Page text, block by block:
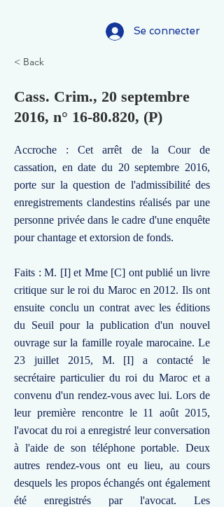
Se connecter
< Back
Cass. Crim., 20 septembre
2016, n° 16-80.820, (P)
Accroche : Cet arrêt de la Cour de
cassation, en date du 20 septembre 2016,
porte sur la question de l'admissibilité des
enregistrements clandestins réalisés par une
personne privée dans le cadre d'une enquête
pour chantage et extorsion de fonds.
Faits : M. [I] et Mme [C] ont publié un livre
critique sur le roi du Maroc en 2012. Ils ont
ensuite conclu un contrat avec les éditions
du Seuil pour la publication d'un nouvel
ouvrage sur la famille royale marocaine. Le
23 juillet 2015, M. [I] a contacté le
secrétaire particulier du roi du Maroc et a
convenu d'un rendez-vous avec lui. Lors de
leur première rencontre le 11 août 2015,
l'avocat du roi a enregistré leur conversation
à l'aide de son téléphone portable. Deux
autres rendez-vous ont eu lieu, au cours
desquels les propos échangés ont également
été enregistrés par l'avocat. Les